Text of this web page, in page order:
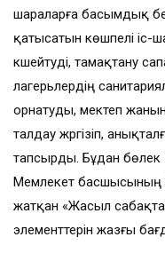
шараларға басымдық
қатысатын көшпелі іс-
күшейтуді, тамақтану
лагерьлердің
орнатуды, мектеп
талдау жүргізіп,
тапсырды. Бұдан
Мемлекет басшысының
жатқан «Жасыл
элементтерін жазғы